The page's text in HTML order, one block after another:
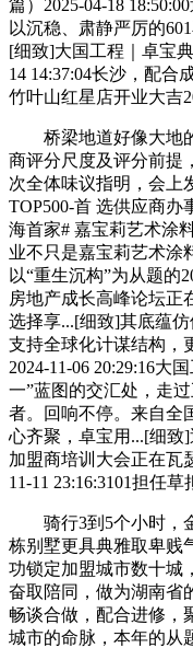
篇）2025-04-18
以沉稳、肃静严厉的
[细致]大国工程｜卓宝
14 14:37:04长沙，配合
竹叶山红星店开业大吉
桥梁地道好像大地的
商评分尺度及评分前提
次全体味议指明，会上
TOP500-首 选供应商办
海首家# 嘉宝莉艺术涂
业不只是嘉宝莉艺术涂
以“重生沉构”为从题的
房地产成长高峰论坛正
选择享...[细致]其底蕴
支持全球化计谋结构，
2024-11-06 20:29:16大
一”蓝图的交汇处，走
者。回响不停。来自全
心齐聚，卓宝用...[细致]
加盟商培训大会正在瓦
11-11 23:16:3101担任
骑行3到5个小时，金
栋别墅更具典雅取卑贱
功锁定加盟城市数十城
奋取陪同，做为湖南省
畅谈合做，配合进修，
城市的命脉，本年的从